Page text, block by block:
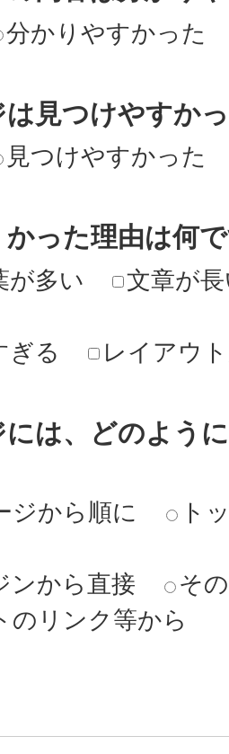
分かりやすかった
は見つけやすか
見つけやすかった
った理由は何
が多い
文章が
ぎる
レイアウ
には、どのよう
ジから順に
ト
ンから直接
そ
のリンク等から